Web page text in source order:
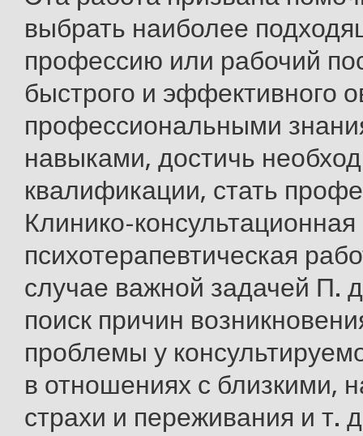
выбрать наиболее
профессию или рабочий
быстрого и эффективного
профессиональными
навыками, достичь
квалификации, стать
Клинико-консультационная
психотерапевтическая
случае важной задачей П.
поиск причин
проблемы у
в отношениях с близкими,
страхи и переживания и т.